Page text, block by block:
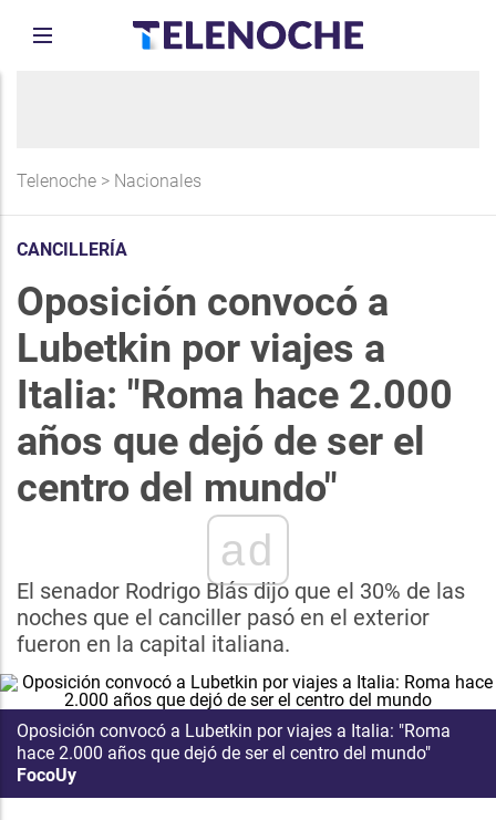
Telenoche > Nacionales
CANCILLERÍA
Oposición convocó a
Lubetkin por viajes a
Italia: "Roma hace 2.000
años que dejó de ser el
centro del mundo"
ad
El senador Rodrigo Blás dijo que el 30% de las
noches que el canciller pasó en el exterior
fueron en la capital italiana.
Oposición convocó a Lubetkin por viajes a Italia: "Roma
hace 2.000 años que dejó de ser el centro del mundo"
FocoUy